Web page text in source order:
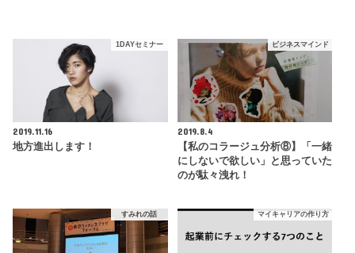
1DAYセミナー
2019.11.16
地方進出します！
ビジネスマインド
2019.8.4
【私のコラージュ分析⑧】「一緒
にしないで欲しい」と思っていた
のが駄々洩れ！
すみれの話 マイキャリアの作り方